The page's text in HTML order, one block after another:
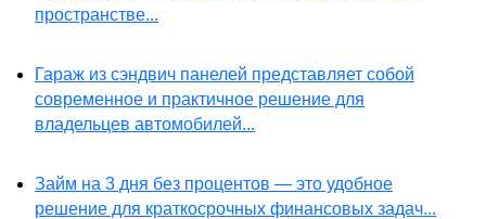
пространстве...
Гараж из сэндвич панелей представляет собой
современное и практичное решение для
владельцев автомобилей...
Займ на 3 дня без процентов — это удобное
решение для краткосрочных финансовых задач...